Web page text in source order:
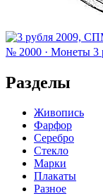
№ 2000 · Монеты 3
Разделы
Живопись
Фарфор
Серебро
Стекло
Марки
Плакаты
Разное